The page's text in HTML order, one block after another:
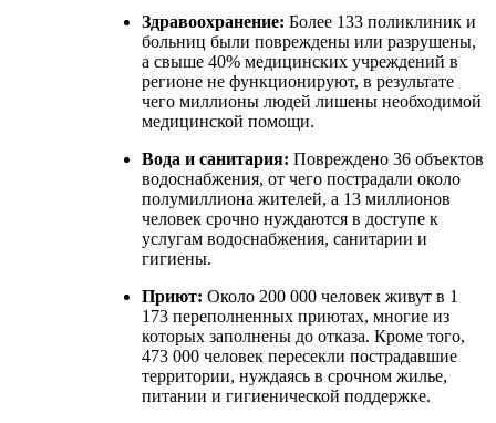
Здравоохранение: Более 133 поликлиник и
больниц были повреждены или разрушены,
а свыше 40% медицинских учреждений в
регионе не функционируют, в результате
чего миллионы людей лишены необходимой
медицинской помощи.
Вода и санитария: Повреждено 36 объектов
водоснабжения, от чего пострадали около
полумиллиона жителей, а 13 миллионов
человек срочно нуждаются в доступе к
услугам водоснабжения, санитарии и
гигиены.
Приют: Около 200 000 человек живут в 1
173 переполненных приютах, многие из
которых заполнены до отказа. Кроме того,
473 000 человек пересекли пострадавшие
территории, нуждаясь в срочном жилье,
питании и гигиенической поддержке.